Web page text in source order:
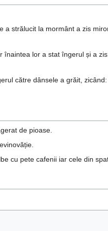
strălucit la mormânt a zis
lor a stat îngerul și a
către dânsele a grăit,
de pioase.
cu pete cafenii iar cele din